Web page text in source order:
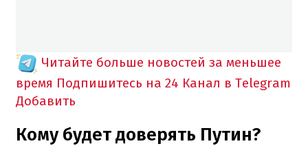
Читайте больше новостей за меньшее
время Подпишитесь на 24 Канал в Telegram
Добавить
Кому будет доверять Путин?